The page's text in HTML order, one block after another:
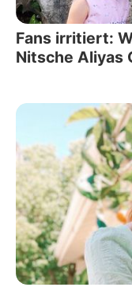
Fans irritiert:
Nitsche Aliyas